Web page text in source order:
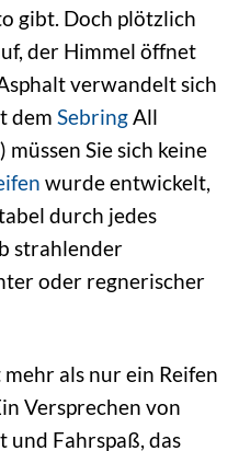
gibt. Doch plötzlich
der Himmel öffnet
verwandelt sich
dem SebringAll
Sie sich keine
wurde entwickelt,
durch jedes
strahlender
oder regnerischer
als nur ein Reifen
Versprechen von
und Fahrspaß, das